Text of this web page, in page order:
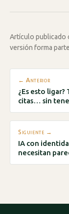
Artículo publicado
versión forma
← Anterior
¿Es esto
citas… sin
Siguiente →
IA con
necesitan